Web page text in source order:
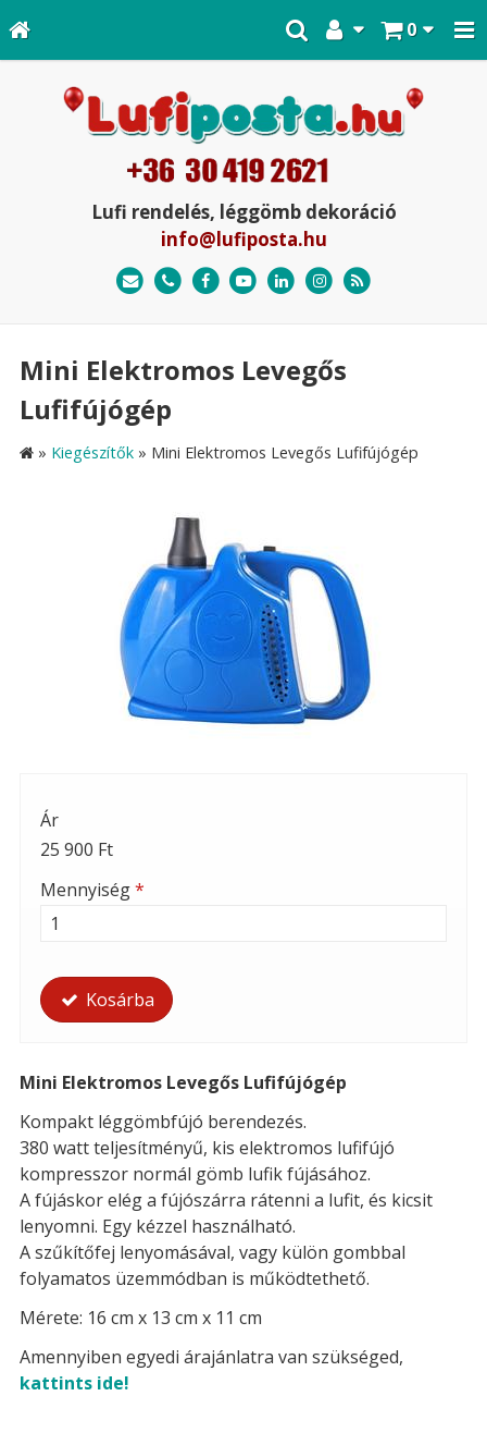
0
Lufi rendelés, léggömb dekoráció
info@lufiposta.hu
Mini Elektromos Levegős
Lufifújógép
» Kiegészítők » Mini Elektromos Levegős Lufifújógép
Ár
25 900 Ft
Mennyiség*
Kosárba
Mini Elektromos Levegős Lufifújógép
Kompakt léggömbfújó berendezés.
380 watt teljesítményű, kis elektromos lufifújó
kompresszor normál gömb lufik fújásához.
A fújáskor elég a fújószárra rátenni a lufit, és kicsit
lenyomni. Egy kézzel használható.
A szűkítőfej lenyomásával, vagy külön gombbal
folyamatos üzemmódban is működtethető.
Mérete: 16 cm x 13 cm x 11 cm
Amennyiben egyedi árajánlatra van szükséged,
kattints ide!